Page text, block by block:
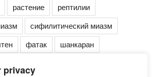
privacy
растение
рептилии
сифилитический миазм
фатак шанкаран